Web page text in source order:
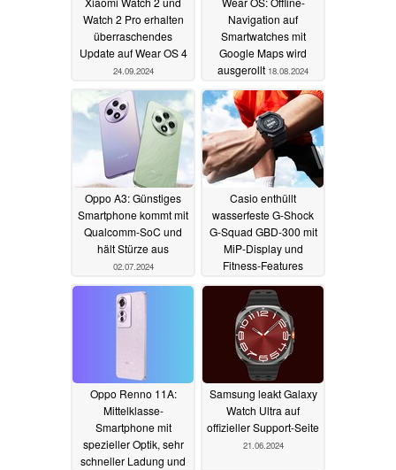
Watch 2 Pro erhalten
überraschendes
Update auf Wear OS 4
24.09.2024
Navigation auf
Smartwatches mit
Google Maps wird
ausgerollt 18.08.2024
Oppo A3: Günstiges
Smartphone kommt mit
Qualcomm-SoC und
hält Stürze aus
02.07.2024
Casio enthüllt
wasserfeste G-Shock
G-Squad GBD-300 mit
MiP-Display und
Fitness-Features
25.06.2024
Oppo Renno 11A:
Mittelklasse-
Smartphone mit
spezieller Optik, sehr
schneller Ladung und
Samsung leakt Galaxy
Watch Ultra auf
offizieller Support-Seite
21.06.2024